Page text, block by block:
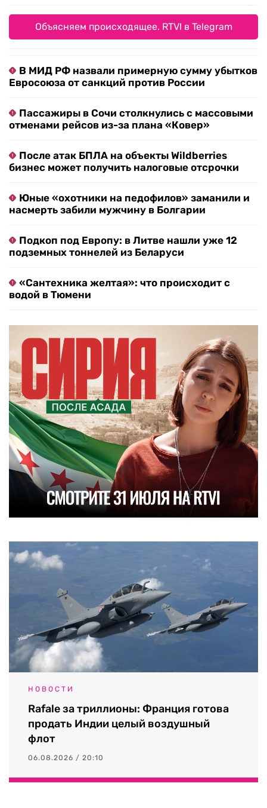
Объясняем происходящее. RTVI в Telegram
В МИД РФ назвали примерную сумму убытков
Евросоюза от санкций против России
Пассажиры в Сочи столкнулись с массовыми
отменами рейсов из-за плана «Ковер»
После атак БПЛА на объекты Wildberries
бизнес может получить налоговые отсрочки
Юные «охотники на педофилов» заманили и
насмерть забили мужчину в Болгарии
Подкоп под Европу: в Литве нашли уже 12
подземных тоннелей из Беларуси
«Сантехника желтая»: что происходит с
водой в Тюмени
НОВОСТИ
Rafale за триллионы: Франция готова
продать Индии целый воздушный
флот
06.08.2026 / 20:10